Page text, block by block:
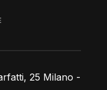
25 Milano -